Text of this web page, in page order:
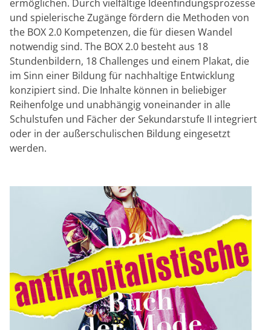
ermöglichen. Durch vielfältige Ideenfindungsprozesse
und spielerische Zugänge fördern die Methoden von
the BOX 2.0 Kompetenzen, die für diesen Wandel
notwendig sind. The BOX 2.0 besteht aus 18
Stundenbildern, 18 Challenges und einem Plakat, die
im Sinn einer Bildung für nachhaltige Entwicklung
konzipiert sind. Die Inhalte können in beliebiger
Reihenfolge und unabhängig voneinander in alle
Schulstufen und Fächer der Sekundarstufe II integriert
oder in der außerschulischen Bildung eingesetzt
werden.